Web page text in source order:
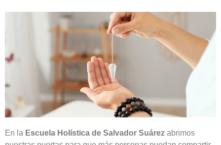
En la Escuela Holística de Salvador Suárez abrimos